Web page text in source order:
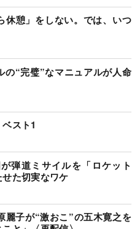
休憩」をしない。では、いつ
の“完璧”なマニュアルが人命
スト1
弾道ミサイルを「ロケット
た切実なワケ
麗子が“激おこ”の五木寛之を